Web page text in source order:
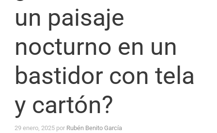
un paisaje
nocturno en un
bastidor con tela
y cartón?
29 enero, 2025 por Rubén Benito García